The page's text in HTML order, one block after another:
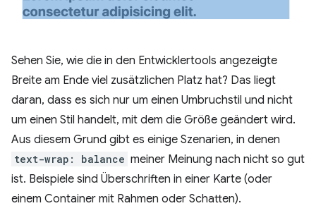
Sehen Sie, wie die in den Entwicklertools angezeigte
Breite am Ende viel zusätzlichen Platz hat? Das liegt
daran, dass es sich nur um einen Umbruchstil und nicht
um einen Stil handelt, mit dem die Größe geändert wird.
Aus diesem Grund gibt es einige Szenarien, in denen
text-wrap: balance meiner Meinung nach nicht so gut
ist. Beispiele sind Überschriften in einer Karte (oder
einem Container mit Rahmen oder Schatten).